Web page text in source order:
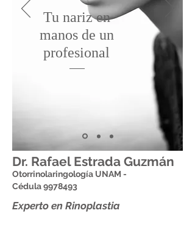
Tu nariz en
manos de un
profesional
Dr. Rafael Estrada Guzmán
Otorrinolaringología UNAM -
Cédula9978493
Experto en Rinoplastia